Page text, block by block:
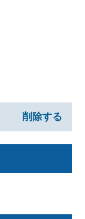
削除する